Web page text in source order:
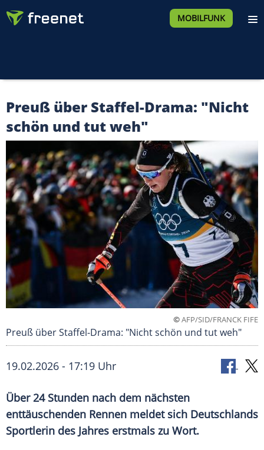
MOBILFUNK
Preuß über Staffel-Drama: "Nicht
schön und tut weh"
©AFP/SID/FRANCK FIFE
Preuß über Staffel-Drama: "Nicht schön und tut weh"
19.02.2026 - 17:19 Uhr
Über 24 Stunden nach dem nächsten
enttäuschenden Rennen meldet sich Deutschlands
Sportlerin des Jahres erstmals zu Wort.